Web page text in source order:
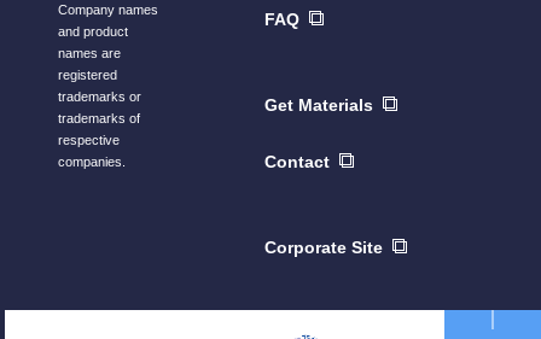
FAQ
Get Materials
Contact
Corporate Site
Company names
and product
names are
registered
trademarks or
trademarks of
respective
companies.